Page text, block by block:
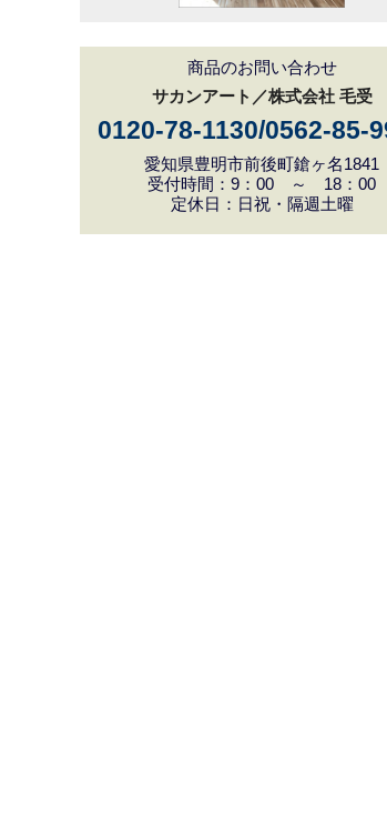
商品のお問い合わせ
サカンアート／株式会社 毛受
0120-78-1130/0562-85-
愛知県豊明市前後町鎗ヶ名1841
受付時間：9：00 ～ 18：00
定休日：日祝・隔週土曜